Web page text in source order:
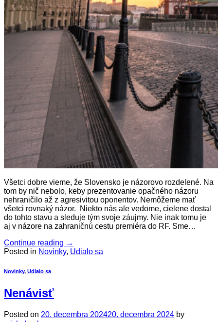
Všetci dobre vieme, že Slovensko je názorovo rozdelené. Na
tom by nič nebolo, keby prezentovanie opačného názoru
nehraničilo až z agresivitou oponentov. Nemôžeme mať
všetci rovnaký názor. Niekto nás ale vedome, cielene dostal
do tohto stavu a sleduje tým svoje záujmy. Nie inak tomu je
aj v názore na zahraničnú cestu premiéra do RF. Sme…
Continue reading →
Posted in Novinky, Udialo sa
Novinky, Udialo sa
Nenávisť
Posted on 20. decembra 202420. decembra 2024 by